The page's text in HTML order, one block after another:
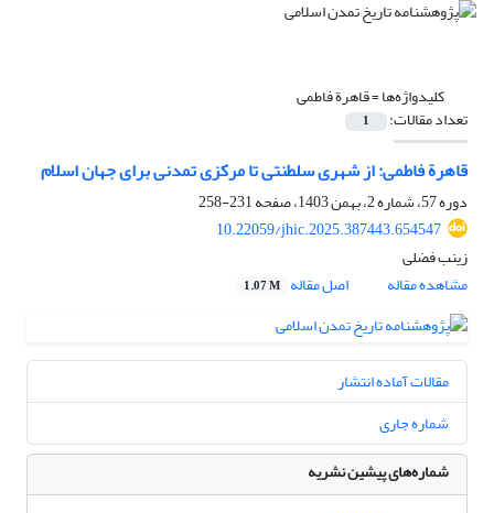
کلیدواژه‌ها =قاهرة فاطمی
تعداد مقالات: 1
قاهرة فاطمی: از شهری سلطنتی تا مرکزی تمدنی برای جهان اسلام
دوره 57، شماره 2، بهمن 1403، صفحه
231-258
10.22059/jhic.2025.387443.654547
زینب فضلی
مشاهده مقاله
اصل مقاله 1.07 M
مقالات آماده انتشار
شماره جاری
شماره‌های پیشین نشریه